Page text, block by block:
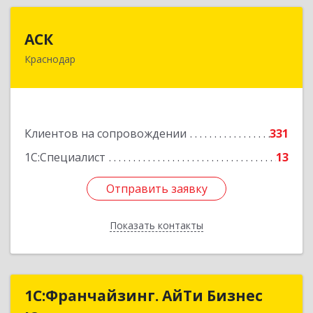
АСК
Краснодар
Клиентов на сопровождении
331
1С:Специалист
13
Отправить заявку
Показать контакты
350900, Краснодарский край, Краснодар г,
Отправить заявку
Назад
1С:Франчайзинг. АйТи Бизнес
1С:Франчайзинг. АйТи Бизнес